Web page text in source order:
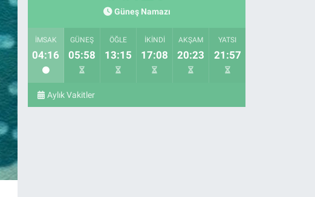
Güneş Namazı
İMSAK
04:16
GÜNEŞ
05:58
ÖĞLE
13:15
İKINDI
17:08
AKŞAM
20:23
YATSI
21:57
Aylık Vakitler